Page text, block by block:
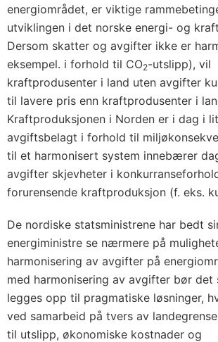
energiområdet, er viktige
utviklingen i det norske energi- og
Dersom skatter og avgifter ikke er
eksempel. i forhold til CO2-utslipp), vil
kraftprodusenter i land uten avgifter
til lavere pris enn kraftprodusenter i
Kraftproduksjonen i Norden er i dag i
avgiftsbelagt i forhold til
til et harmonisert system innebærer
avgifter skjevheter i
forurensende kraftproduksjon (f. eks.
De nordiske statsministrene har bedt
energiministre se nærmere på
harmonisering av avgifter på
med harmonisering av avgifter bør det
legges opp til pragmatiske løsninger,
ved samarbeid på tvers av
til utslipp, økonomiske kostnader og